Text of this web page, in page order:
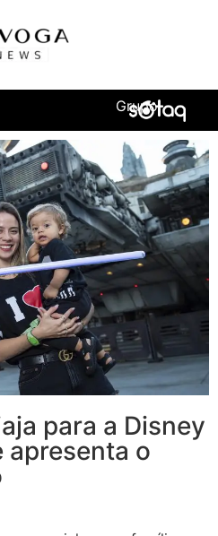
Grupo
para a Disney
apresenta o